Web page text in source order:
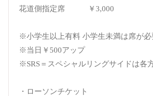
花道側指定席 ￥3,000
※小学生以上有料 小学生未満は席が
※当日￥500アップ
※SRS＝スペシャルリングサイドは各
・ローソンチケット